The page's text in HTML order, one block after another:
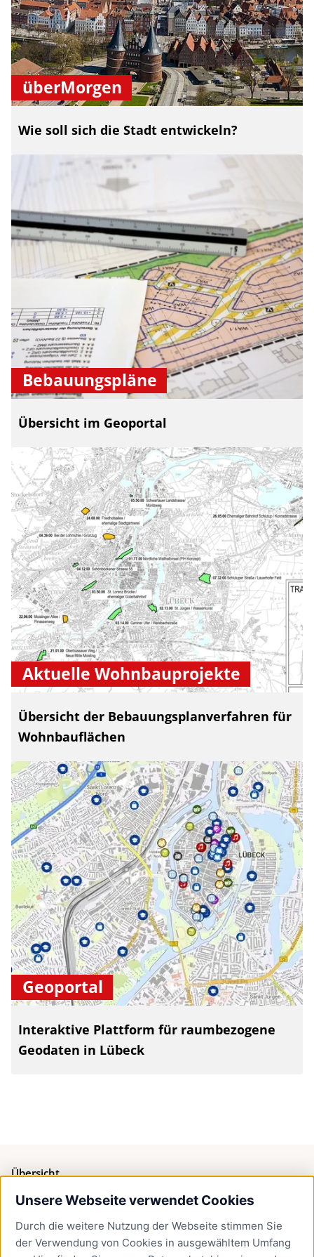
Unsere Webseite verwendet Cookies
Durch die weitere Nutzung der Webseite stimmen Sie
der Verwendung von Cookies in ausgewähltem Umfang
überMorgen
Wie soll sich die Stadt entwickeln?
Bebauungspläne
Übersicht im Geoportal
Aktuelle Wohnbauprojekte
Übersicht der Bebauungsplanverfahren für
Wohnbauflächen
Geoportal
Interaktive Plattform für raumbezogene
Geodaten in Lübeck
Übersicht
Bürgerservice
Presse
Newsletter Lübeck:kompakt